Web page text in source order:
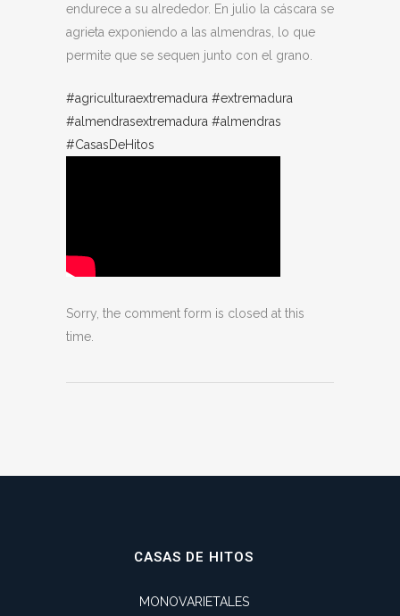
endurece a su alrededor. En julio la cáscara se
agrieta exponiendo a las almendras, lo que
permite que se sequen junto con el grano.
#agriculturaextremadura #extremadura
#almendrasextremadura #almendras
#CasasDeHitos
Sorry, the comment form is closed at this
time.
CASAS DE HITOS
MONOVARIETALES